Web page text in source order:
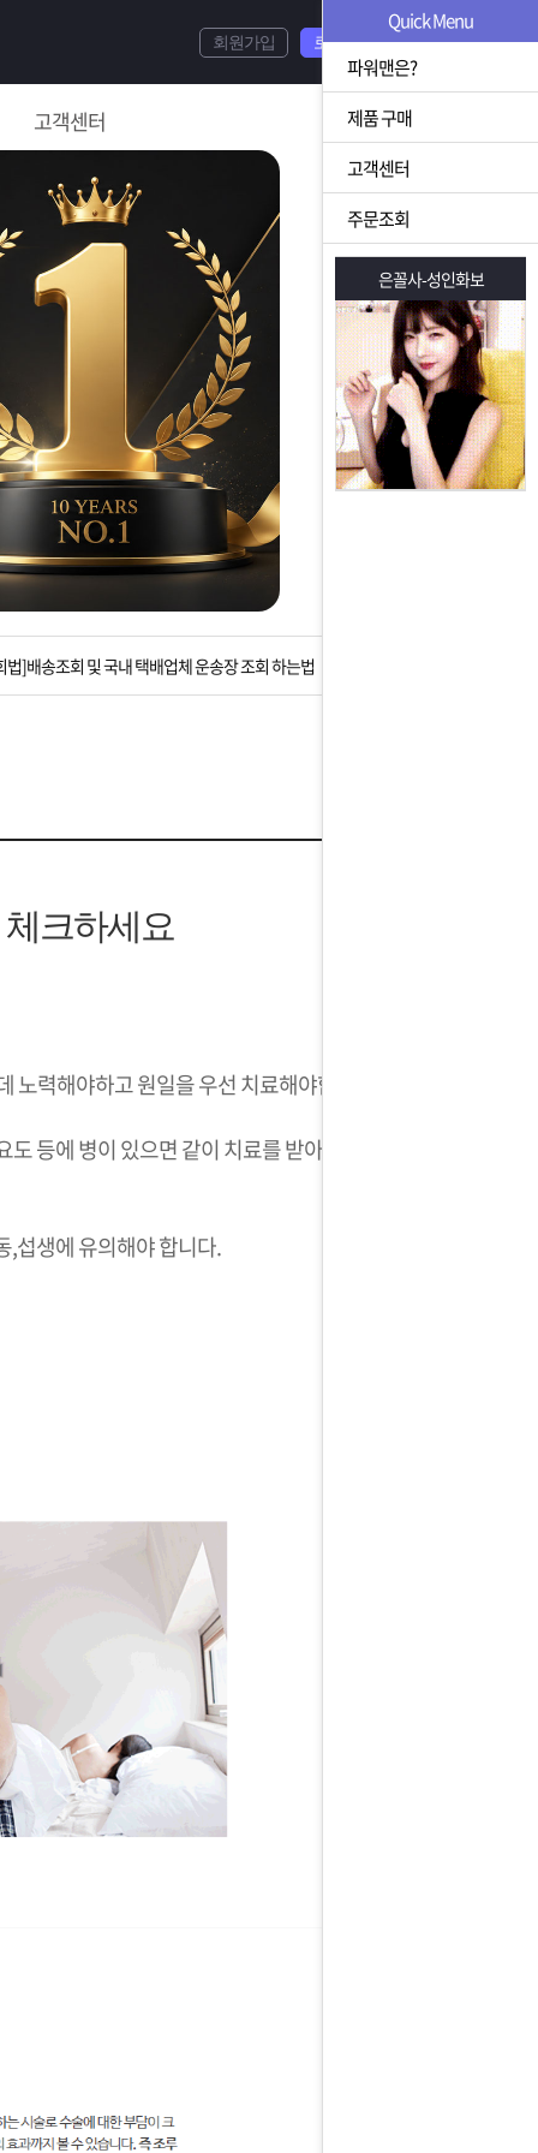
고객센터
회원가입 로그인
상황을 대비해 꼭 입금후 고객센터 연락바랍니다.
연휴 배송 및 휴무 안내
]배송조회 및 국내 택배업체 운송장 조회 하는법
상황을 대비해 꼭 입금후 고객센터 연락바랍니다.
크하세요
력해야하고 원일을 우선 치료해야합니다.
등에 병이 있으면 같이 치료를 받아야합
,섭생에 유의해야 합니다.
Quick Menu
파워맨은?
제품 구매
고객센터
주문조회
은꼴사-성인화보 은꼴사-성인화보